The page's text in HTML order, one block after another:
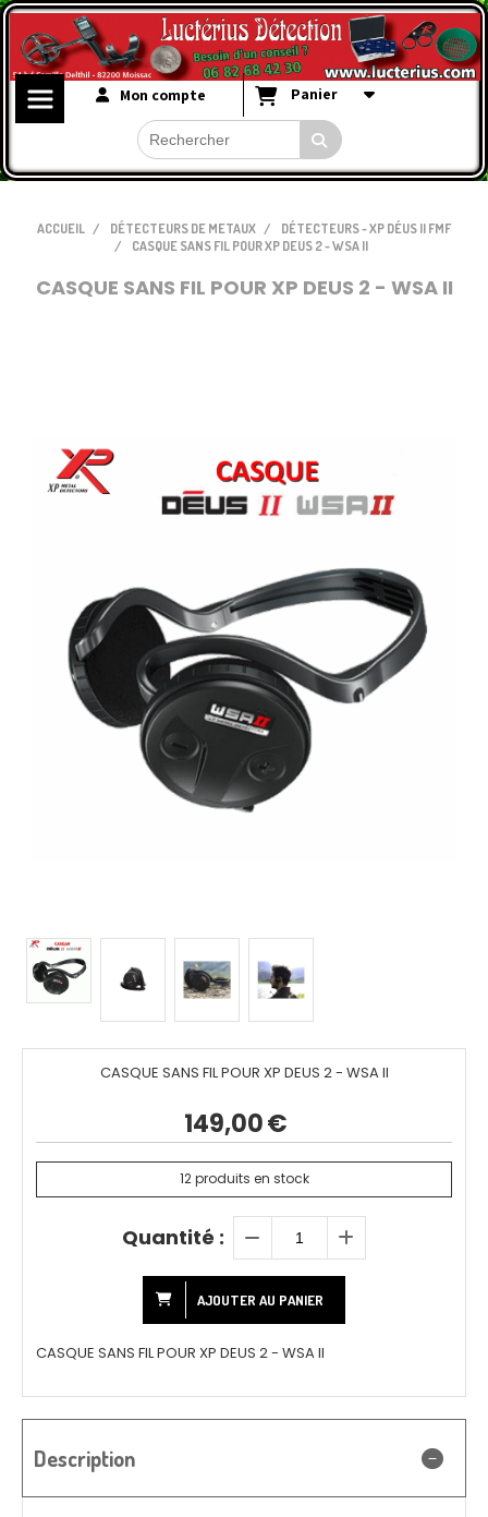
Mon compte Panier
ACCUEIL DÉTECTEURS DE METAUX
DÉTECTEURS - XP DÉUS II FMF
CASQUE SANS FIL POUR XP DEUS 2 - WSA II
CASQUE SANS FIL POUR XP DEUS 2 - WSA II
CASQUE SANS FIL POUR XP DEUS 2 - WSA II
149,00€
12produits en stock
Quantité :
AJOUTER AU PANIER
CASQUE SANS FIL POUR XP DEUS 2 - WSA II
Description